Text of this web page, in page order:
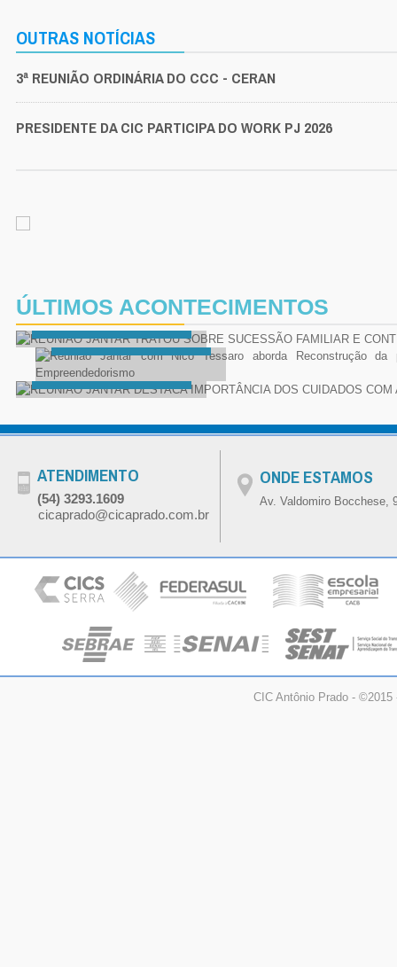
OUTRAS NOTÍCIAS
3ª REUNIÃO ORDINÁRIA DO CCC - CERAN
PRESIDENTE DA CIC PARTICIPA DO WORK PJ 2026
ÚLTIMOS ACONTECIMENTOS
VER GALERIA COMPLETA
desafios do Empreendedorismo
VER GALERIA COMPLETA
REUNIÃO JANTAR DESTACA
IMPORTÂNCIA DOS CUIDADOS COM A
SAÚDE MENTAL
VER GALERIA COMPLETA
ATENDIMENTO
(54) 3293.1609
cicaprado@cicaprado.com.br
ONDE ESTAMOS
Av. Valdomiro Bocchese,
CIC Antônio Prado -